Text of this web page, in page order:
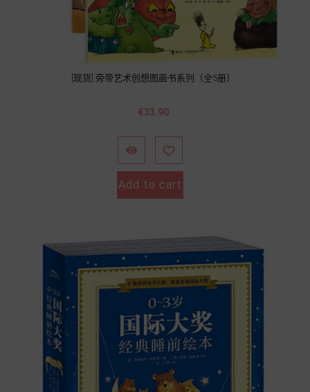
[现货] 旁帝艺术创想图画书系列（全5册）
Price
€33.90
 
Add to cart